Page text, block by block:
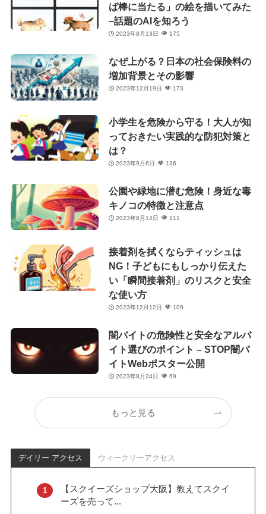
ば棒に当たる」の絵を描いてみた
−話題のAIを知ろう
2023年8月13日 175
なぜ上がる？日本の社会保険料の
増加背景とその影響
2023年12月19日 173
小学生を危険から守る！大人が知
っておきたい実践的な防犯対策と
は？
2023年9月6日 136
公園や緑地に潜む危険！身近な毒
キノコの特徴と注意点
2023年8月14日 111
接着剤を拭くならティッシュは
NG！子どもにもしっかり伝えた
い「瞬間接着剤」のリスクと安全
な使い方
2023年12月12日 109
闇バイトの危険性と安全なアルバ
イト選びのポイント – STOP闇バ
イトWebポスター公開
2023年8月24日 69
もっと見る
デイリー アクセス ウィークリーアクセス
【スクイーズショップ大阪】教えてスクイ
ーズを売って...